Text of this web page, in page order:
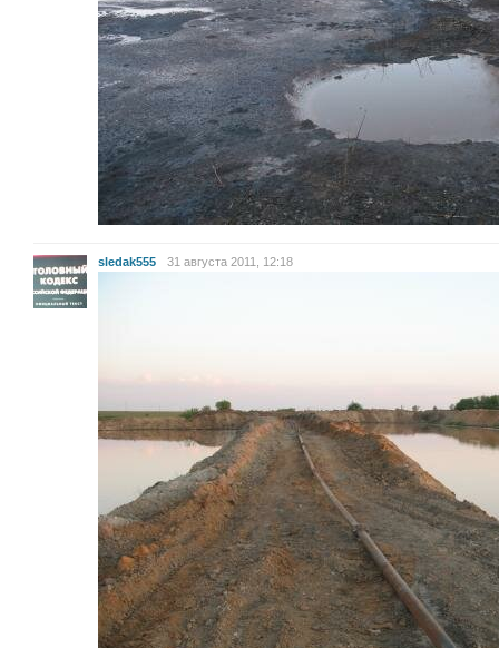
sledak555 31 августа 2011, 12:18